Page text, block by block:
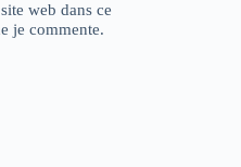
web dans ce
je commente.